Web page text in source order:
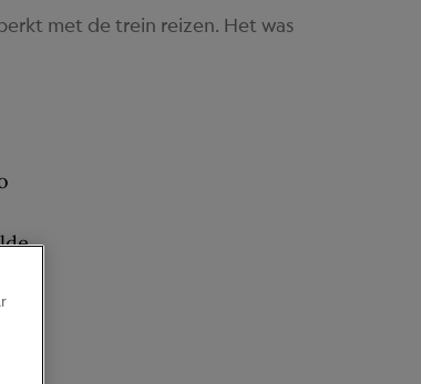
met de trein reizen. Het was